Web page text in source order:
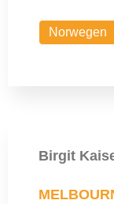
Norwegen
Birgit